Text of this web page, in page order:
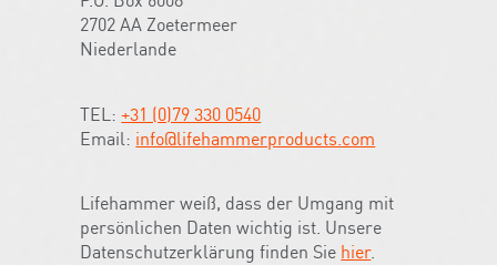
2702 AA Zoetermeer
Niederlande
TEL:+31 (0)79 330 0540
Email: info@lifehammerproducts.com
Lifehammer weiß, dass der Umgang mit
persönlichen Daten wichtig ist. Unsere
Datenschutzerklärung finden Sie hier.